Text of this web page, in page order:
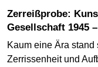
Zerreißprobe: Kunst zwischen Politik und
Gesellschaft 1945
Kaum eine Ära
Zerrissenheit und